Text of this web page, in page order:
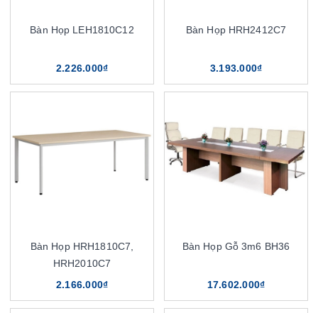
Bàn Họp LEH1810C12
2.226.000₫
Bàn Họp HRH2412C7
3.193.000₫
Bàn Họp HRH1810C7,
HRH2010C7
2.166.000₫
Bàn Họp Gỗ 3m6 BH36
17.602.000₫